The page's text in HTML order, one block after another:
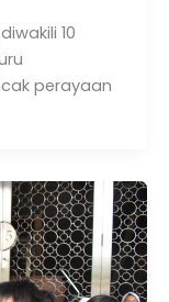
10
perayaan